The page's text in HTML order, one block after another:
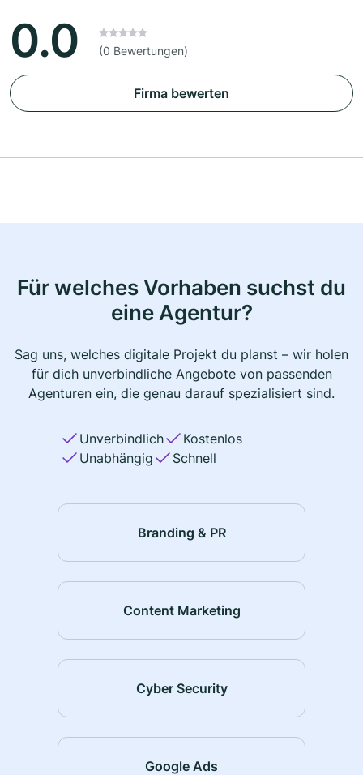
0.0 (0 Bewertungen)
Firma bewerten
Für welches Vorhaben suchst du
eine Agentur?
Sag uns, welches digitale Projekt du planst – wir holen
für dich unverbindliche Angebote von passenden
Agenturen ein, die genau darauf spezialisiert sind.
Unverbindlich
Kostenlos
Unabhängig
Schnell
Branding & PR
Content Marketing
Cyber Security
Google Ads